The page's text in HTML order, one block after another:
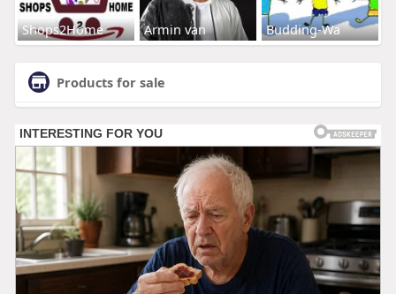
Shops2Home Armin van Budding-Wa
Products for sale